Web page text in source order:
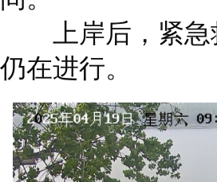
上岸后，紧急
仍在进行。